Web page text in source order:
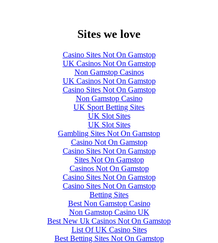
Sites we love
Casino Sites Not On Gamstop
UK Casinos Not On Gamstop
Non Gamstop Casinos
UK Casinos Not On Gamstop
Casino Sites Not On Gamstop
Non Gamstop Casino
UK Sport Betting Sites
UK Slot Sites
UK Slot Sites
Gambling Sites Not On Gamstop
Casino Not On Gamstop
Casino Sites Not On Gamstop
Sites Not On Gamstop
Casinos Not On Gamstop
Casino Sites Not On Gamstop
Casino Sites Not On Gamstop
Betting Sites
Best Non Gamstop Casino
Non Gamstop Casino UK
Best New Uk Casinos Not On Gamstop
List Of UK Casino Sites
Best Betting Sites Not On Gamstop